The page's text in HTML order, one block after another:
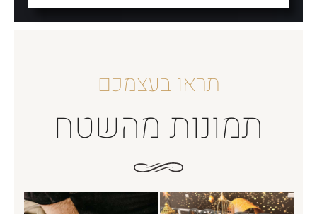
תראו בעצמכם
תמונות מהשטח